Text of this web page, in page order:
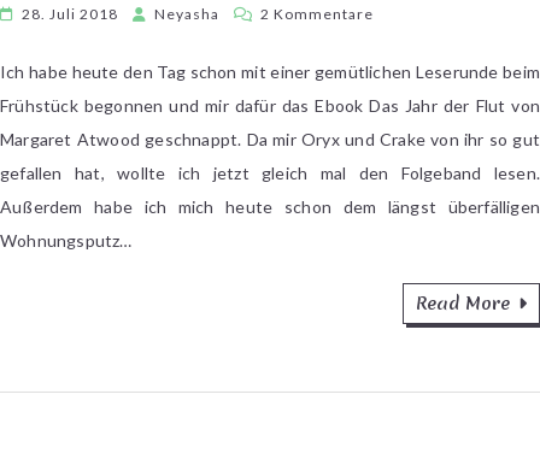
28. Juli 2018 Neyasha 2 Kommentare
in
7
5+6
Ich habe heute den Tag schon mit einer gemütlichen Leserunde beim
Frühstück begonnen und mir dafür das Ebook Das Jahr der Flut von
Margaret Atwood geschnappt. Da mir Oryx und Crake von ihr so gut
gefallen hat, wollte ich jetzt gleich mal den Folgeband lesen.
Außerdem habe ich mich heute schon dem längst überfälligen
Wohnungsputz…
Read More